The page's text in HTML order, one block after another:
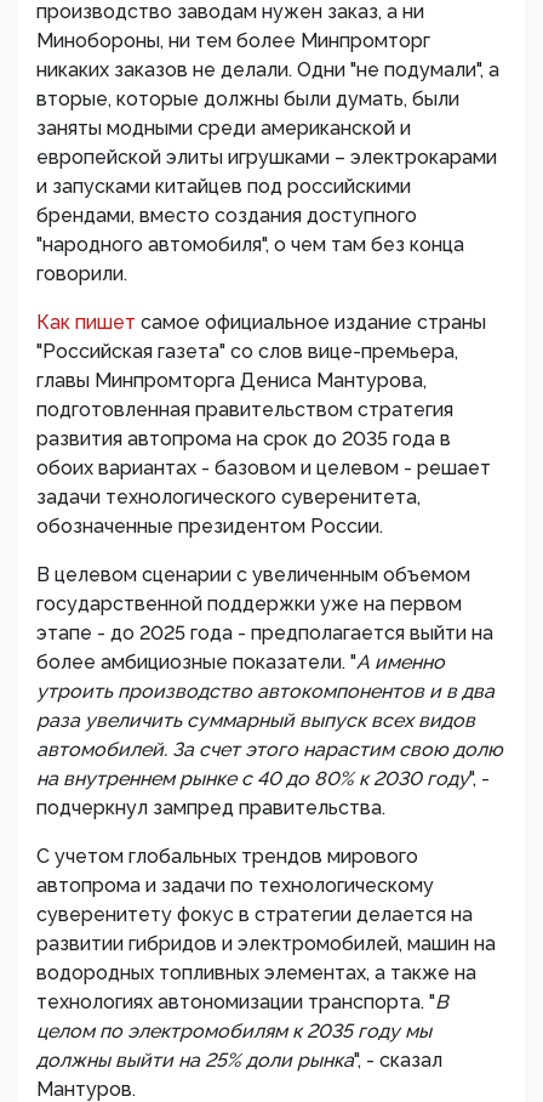
производство заводам нужен заказ, а ни
Минобороны, ни тем более Минпромторг
никаких заказов не делали. Одни "не подумали", а
вторые, которые должны были думать, были
заняты модными среди американской и
европейской элиты игрушками – электрокарами
и запусками китайцев под российскими
брендами, вместо создания доступного
"народного автомобиля", о чем там без конца
говорили.
Как пишет самое официальное издание страны
"Российская газета" со слов вице-премьера,
главы Минпромторга Дениса Мантурова,
подготовленная правительством стратегия
развития автопрома на срок до 2035 года в
обоих вариантах - базовом и целевом - решает
задачи технологического суверенитета,
обозначенные президентом России.
В целевом сценарии с увеличенным объемом
государственной поддержки уже на первом
этапе - до 2025 года - предполагается выйти на
более амбициозные показатели. "А именно
утроить производство автокомпонентов и в два
раза увеличить суммарный выпуск всех видов
автомобилей. За счет этого нарастим свою долю
на внутреннем рынке с 40 до 80% к 2030 году", -
подчеркнул зампред правительства.
С учетом глобальных трендов мирового
автопрома и задачи по технологическому
суверенитету фокус в стратегии делается на
развитии гибридов и электромобилей, машин на
водородных топливных элементах, а также на
технологиях автономизации транспорта. "В
целом по электромобилям к 2035 году мы
должны выйти на 25% доли рынка", - сказал
Мантуров.